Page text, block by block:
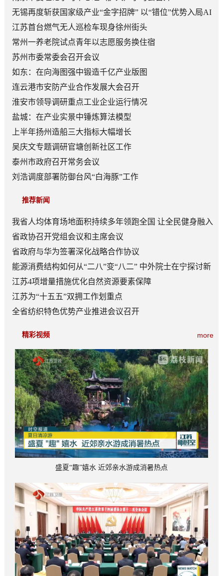
无锡再度斩获国家级产业“金字招牌” 以“错位”优势入局AI
顶层赛道
江苏首台燃气无人巡检车现身徐州街头
常州一养老院试点青年以志愿服务换住宿
苏州市委常委会召开会议
如东：在向海图强中锻造千亿产业版图
连云港市安防产业合作发展大会召开
淮安市领导调研重点工业企业运行情况
盐城：在产业实景中锤炼算法模型
上半年扬州造船三大指标大幅增长
吴庆文专题调研官塘创新社区工作
泰州市政府召开常务会议
刘浩调度部署防御台风“白海豚”工作
推荐新闻
我省人均体育场地面积持续多年领跑全国 让全民健身融入
日常成为风尚
省政协召开党组会议和主席会议
省政府与华为签署深化战略合作协议
能源消费结构如何从“二八”变“八二” 中外院士在宁探讨新
型能源体系建设
江苏4项增量措施优化自然资源要素保障
江苏为“十五五”双拥工作划重点
全省纺织特色优势产业推进会议召开
more
精彩视频
盛夏“趣”嬉水 近郊亲水游成消暑热点